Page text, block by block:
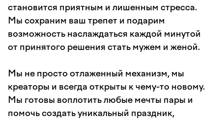
становится приятным и лишенным стресса.
Мы сохраним ваш трепет и подарим
возможность наслаждаться каждой минутой
от принятого решения стать мужем и женой.
Мы не просто отлаженный механизм, мы
креаторы и всегда открыты к чему-то новому.
Мы готовы воплотить любые мечты пары и
помочь создать уникальный праздник,